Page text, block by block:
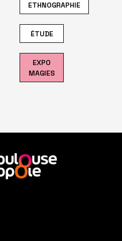
ETHNOGRAPHIE
ÉTUDE
EXPO
MAGIES
En
savoir
plus